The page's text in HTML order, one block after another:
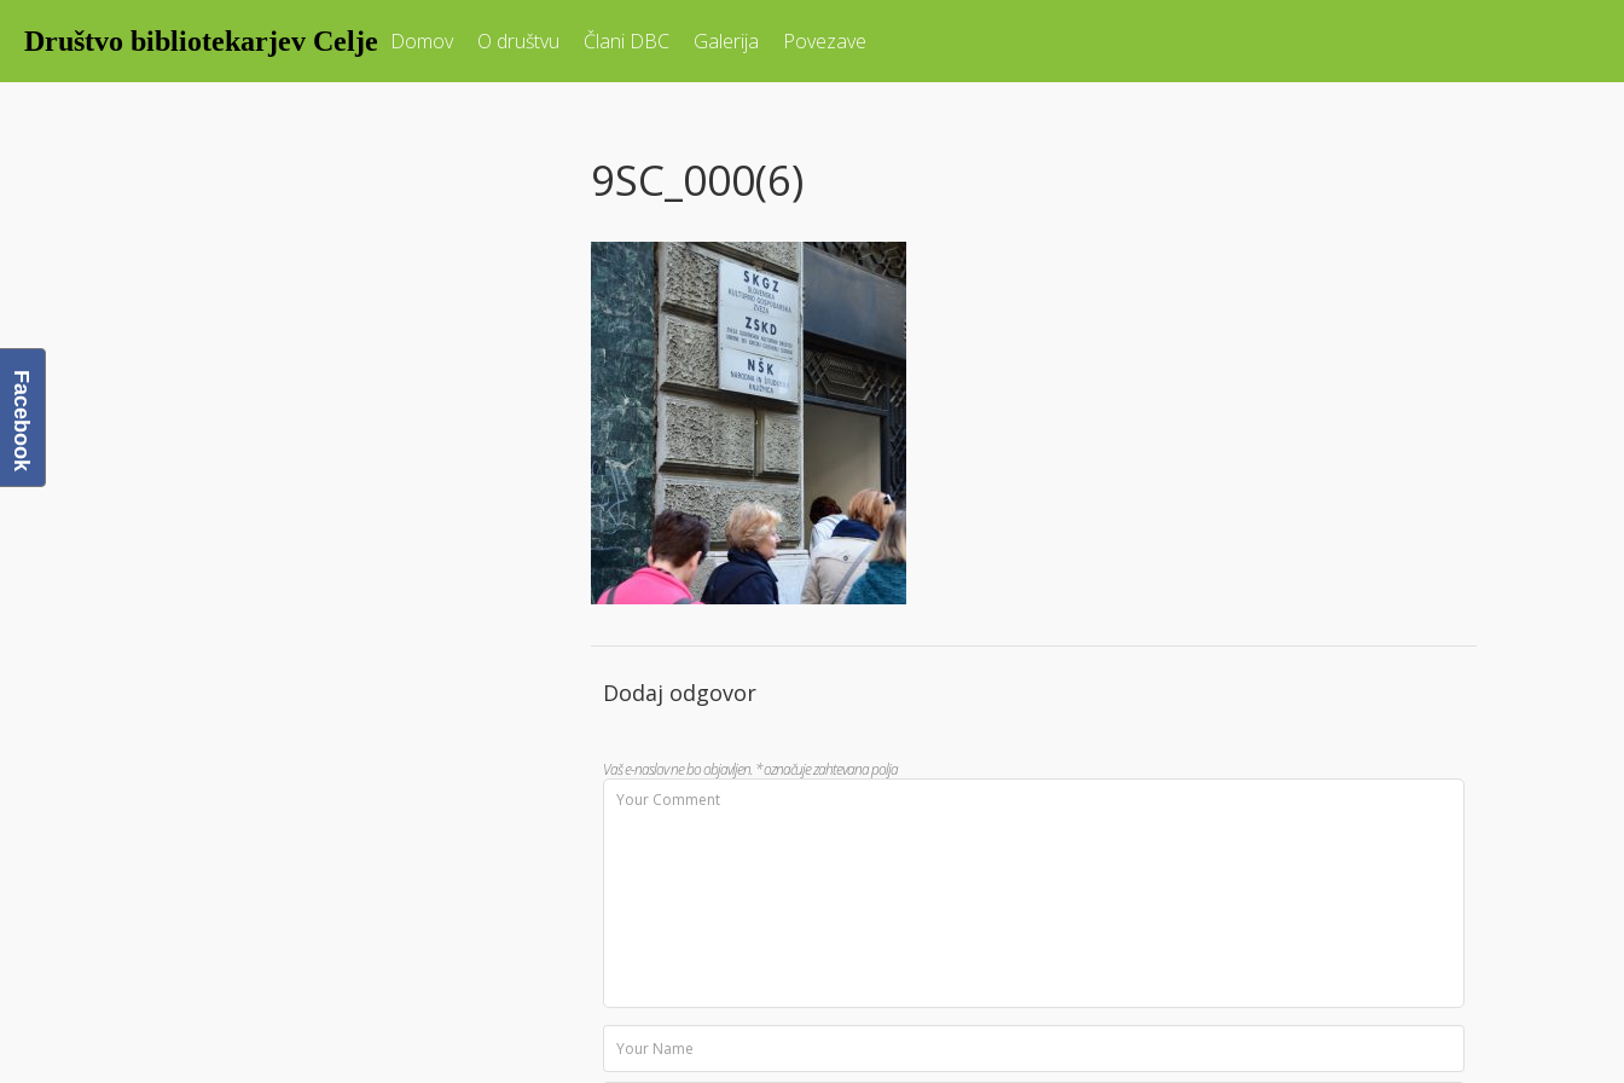
Društvo bibliotekarjev Celje Domov O društvu Člani DBC Galerija Povezave
9SC_000(6)
Dodaj odgovor
Vaš e-naslov ne bo objavljen.*označuje zahtevana polja
Facebook